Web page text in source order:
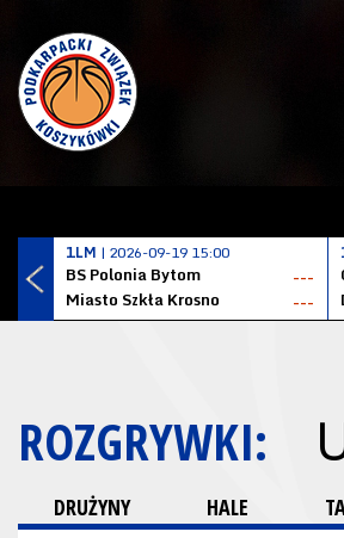
1LM | 2026-09-19 15:00
BS Polonia Bytom
---
Miasto Szkła Krosno
---
ROZGRYWKI:
DRUŻYNY HALE